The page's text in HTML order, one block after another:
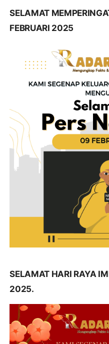
SELAMAT
FEBRUARI 2025
SELAMAT HARI RAYA
2025.